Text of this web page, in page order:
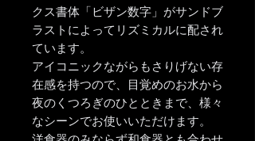
クス書体「ビザン数字」がサンドブ
ラストによってリズミカルに配され
ています。
アイコニックながらもさりげない存
在感を持つので、目覚めのお水から
夜のくつろぎのひとときまで、様々
なシーンでお使いいただけます。